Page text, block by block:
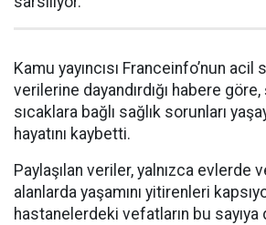
Kamu yayıncısı Franceinfo’nun acil
verilerine dayandırdığı habere göre,
sıcaklara bağlı sağlık sorunları
hayatını kaybetti.
Paylaşılan veriler, yalnızca evlerde
alanlarda yaşamını yitirenleri
hastanelerdeki vefatların bu